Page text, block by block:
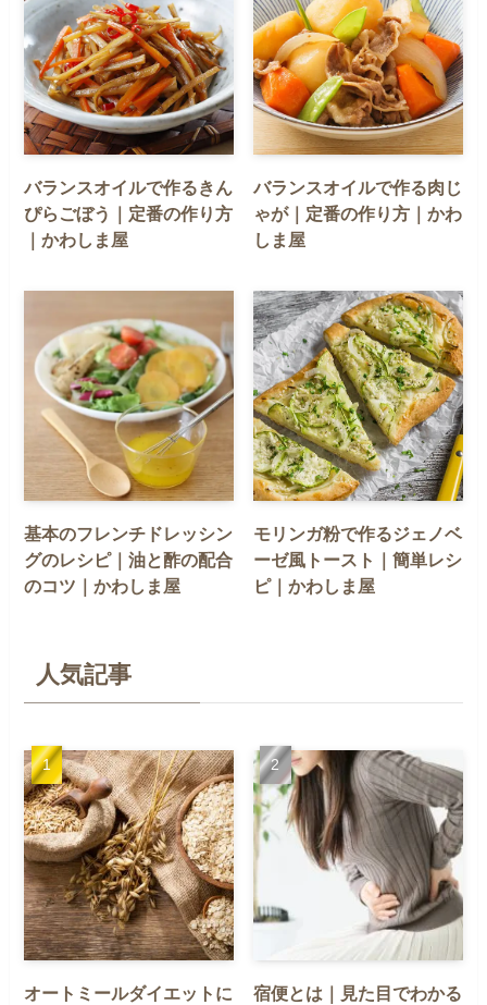
バランスオイルで作るきん
ぴらごぼう｜定番の作り方
｜かわしま屋
バランスオイルで作る肉じ
ゃが｜定番の作り方｜かわ
しま屋
基本のフレンチドレッシン
グのレシピ｜油と酢の配合
のコツ｜かわしま屋
モリンガ粉で作るジェノベ
ーゼ風トースト｜簡単レシ
ピ｜かわしま屋
人気記事
オートミールダイエットに 宿便とは｜見た目でわかる